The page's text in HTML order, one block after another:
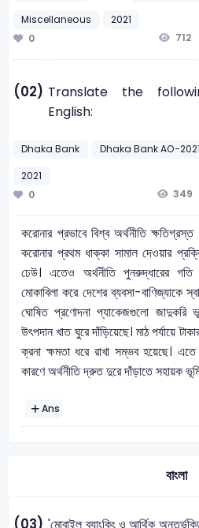
Miscellaneous
2021
0
712
(02) Translate the
English:
Dhaka Bank Dhaka Bank AO-2021
2021
0
349
করোনার প্রভাবে বিশ্ব অর্থনীতি
করোনার প্রথম ধাক্কা সামাল দেওয়ার
ঢেউ। এতেও অর্থনীতি পুনরুদ্ধারের গতি
মোকাবিলা করে দেশের ব্যবসা-বাণিজ্যাকে
ঘোষিত প্রণোদনা প্যাকেজগুলো জাদুকরি
উৎপদান খাত ঘুরে দাঁড়িয়েছে। মাঠ পর্যায়ে
ক্রনা ক্ষমতা ধরে রাখা সম্ভব হয়েছে। এতে
কারণে অর্থনীতি দ্রুত দুরে দাঁড়াতে সহায়ক
Ans
বাংলা